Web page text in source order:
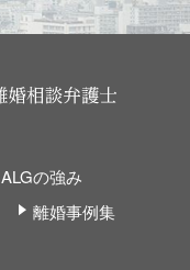
ALGの強み
離婚事例集